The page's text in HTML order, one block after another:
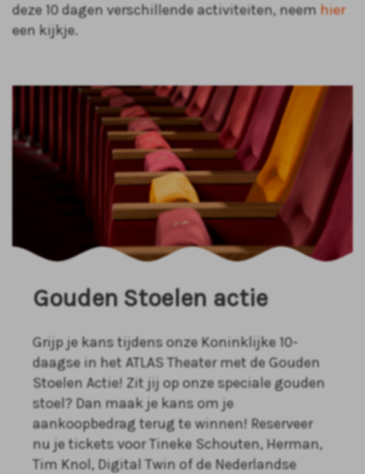
deze 10 dagen verschillende activiteiten, neem hier
een kijkje.
Gouden Stoelen actie
Grijp je kans tijdens onze Koninklijke 10-
daagse in het ATLAS Theater met de Gouden
Stoelen Actie! Zit jij op onze speciale gouden
stoel? Dan maak je kans om je
aankoopbedrag terug te winnen! Reserveer
nu je tickets voor Tineke Schouten, Herman,
Tim Knol, Digital Twin of de Nederlandse